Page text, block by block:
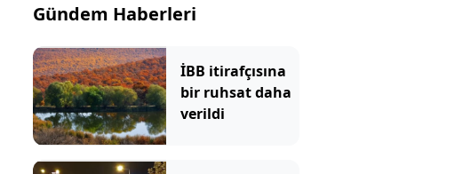
Gündem Haberleri
İBB itirafçısına
bir ruhsat daha
verildi